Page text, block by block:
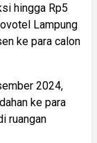
hingga Rp5
Lampung
ke para calon
2024,
ke para
ruangan